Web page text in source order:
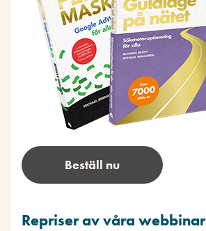
Beställ nu
Repriser av våra webbinar